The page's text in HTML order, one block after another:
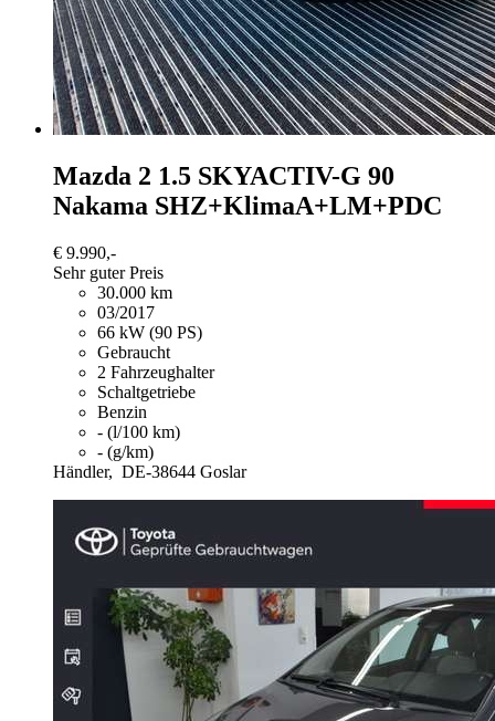
Mazda 2 1.5 SKYACTIV-G 90
Nakama SHZ+KlimaA+LM+PDC
€ 9.990,-
Sehr guter Preis
30.000 km
03/2017
66 kW (90 PS)
Gebraucht
2 Fahrzeughalter
Schaltgetriebe
Benzin
- (l/100 km)
- (g/km)
Händler, DE-38644 Goslar